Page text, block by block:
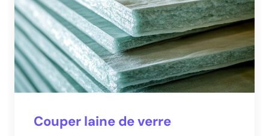
Couper laine de verre